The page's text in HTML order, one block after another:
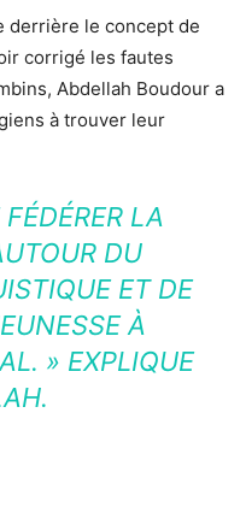
derrière le concept de
corrigé les fautes
Abdellah Boudour a
à trouver leur
LA
DU
ET DE
À
» EXPLIQUE